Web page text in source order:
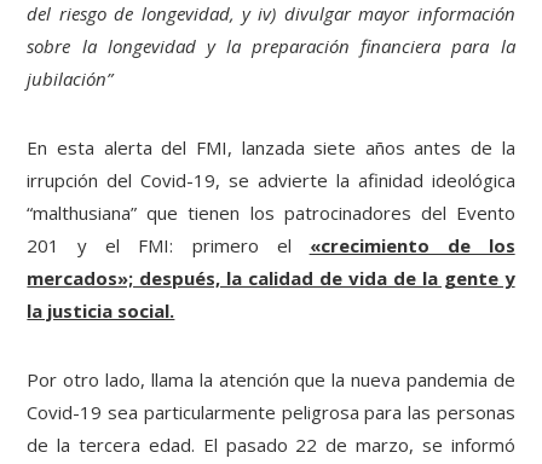
del riesgo de longevidad, y iv) divulgar mayor información
sobre la longevidad y la preparación financiera para la
jubilación”
En esta alerta del FMI, lanzada siete años antes de la
irrupción del Covid-19, se advierte la afinidad ideológica
“malthusiana” que tienen los patrocinadores del Evento
201 y el FMI: primero el «crecimiento de los
mercados»; después, la calidad de vida de la gente y
la justicia social.
Por otro lado, llama la atención que la nueva pandemia de
Covid-19 sea particularmente peligrosa para las personas
de la tercera edad. El pasado 22 de marzo, se informó